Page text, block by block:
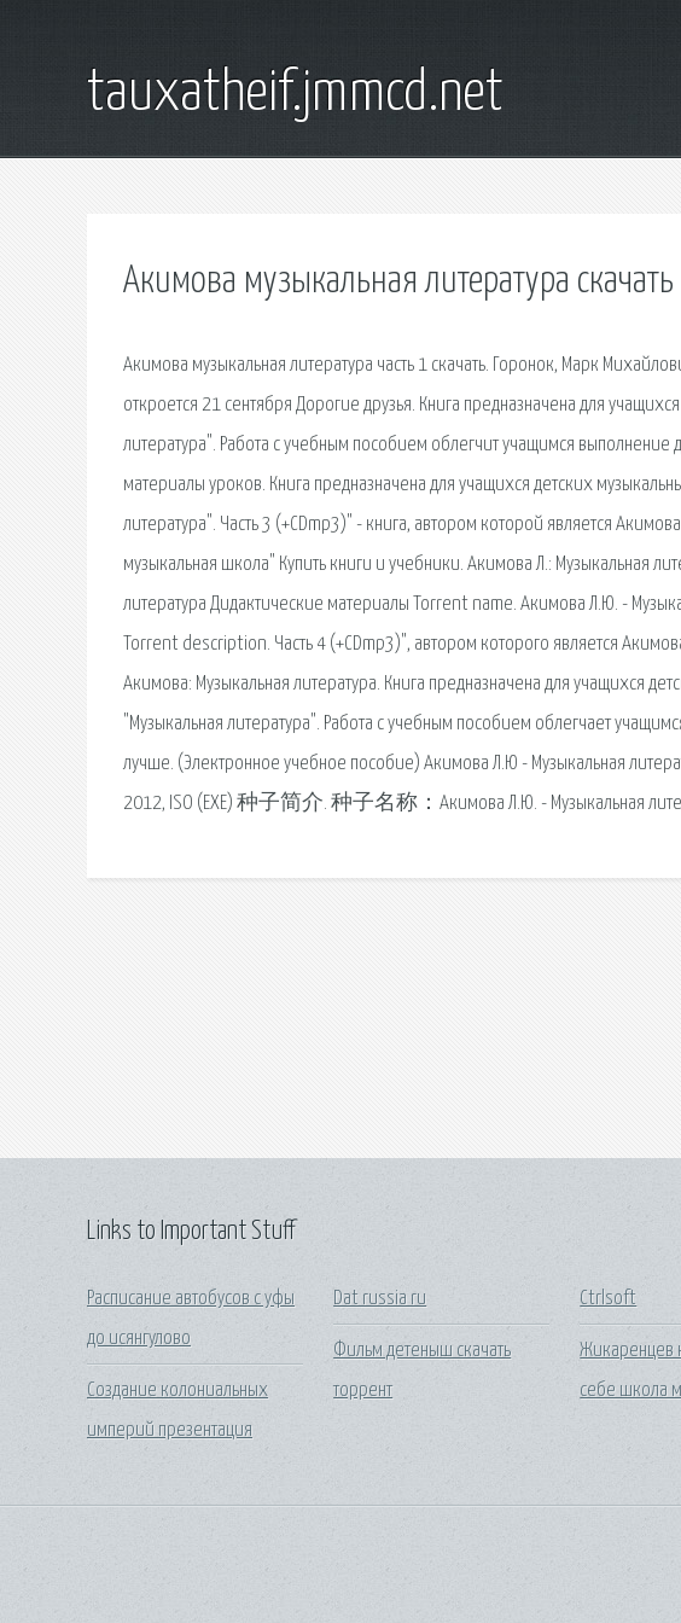
tauxatheif.jmmcd.net
Акимова музыкальная литература скачать
Акимова музыкальная литература часть 1 скачать. Горонок, Марк
откроется 21 сентября Дорогие друзья. Книга предназначена для
литература". Работа с учебным пособием облегчит учащимся
материалы уроков. Книга предназначена для учащихся детских
литература". Часть 3 (+CDmp3)" - книга, автором которой является
музыкальная школа" Купить книги и учебники. Акимова Л.: Музыкальная
литература Дидактические материалы Torrent name. Акимова Л.Ю. -
Torrent description. Часть 4 (+CDmp3)", автором которого является
Акимова: Музыкальная литература. Книга предназначена для учащихся
"Музыкальная литература". Работа с учебным пособием облегчает
лучше. (Электронное учебное пособие) Акимова Л.Ю - Музыкальная
2012, ISO (EXE) 种子简介. 种子名称：Акимова Л.Ю. - Музыкальная
Links to Important Stuff
Расписание автобусов с уфы
до исянгулово
Создание колониальных
империй презентация
Dat russia ru
Фильм детеныш скачать
торрент
Ctrlsoft
Жикаренцев
себе школа